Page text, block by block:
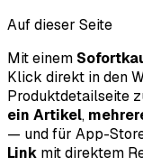
Auf dieser Seite
Mit einem
Klick direkt in den
Produktdetailseite
ein Artikel,
— und für App-
Link mit direktem